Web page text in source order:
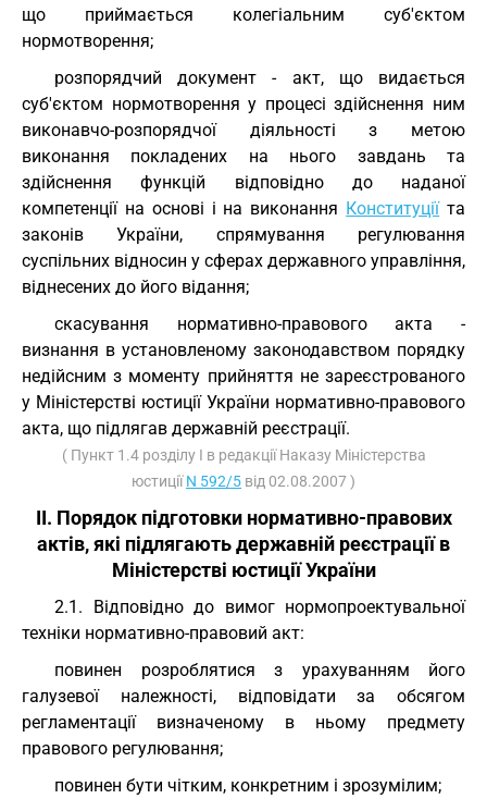
що приймається колегіальним суб'єктом
нормотворення;
розпорядчий документ - акт, що видається
суб'єктом нормотворення у процесі здійснення ним
виконавчо-розпорядчої діяльності з метою
виконання покладених на нього завдань та
здійснення функцій відповідно до наданої
компетенції на основі і на виконання Конституціїта
законів України, спрямування регулювання
суспільних відносин у сферах державного управління,
віднесених до його відання;
скасування нормативно-правового акта -
визнання в установленому законодавством порядку
недійсним з моменту прийняття не зареєстрованого
у Міністерстві юстиції України нормативно-правового
акта, що підлягав державній реєстрації.
( Пункт 1.4 розділу I в редакції Наказу Міністерства
юстиціїN 592/5 від 02.08.2007 )
II. Порядок підготовки нормативно-правових
актів, які підлягають державній реєстрації в
Міністерстві юстиції України
2.1. Відповідно до вимог нормопроектувальної
техніки нормативно-правовий акт:
повинен розроблятися з урахуванням його
галузевої належності, відповідати за обсягом
регламентації визначеному в ньому предмету
правового регулювання;
повинен бути чітким, конкретним і зрозумілим;